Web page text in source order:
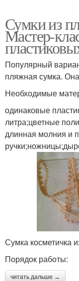
Сумки из
Мастер-
Популярный
пляжная сумка.
Необходимые
одинаковые
литра;цветные
длинная молния и
Сумка косметичка
Порядок работы:
читать дальше →